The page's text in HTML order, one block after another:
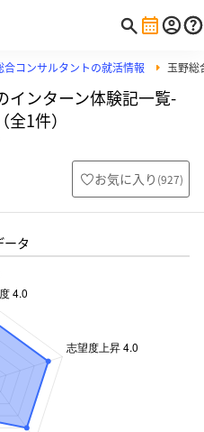
合コンサルタントの就活情報 玉野総
インターン体験記一覧-
1件）
お気に入り (927)
タ